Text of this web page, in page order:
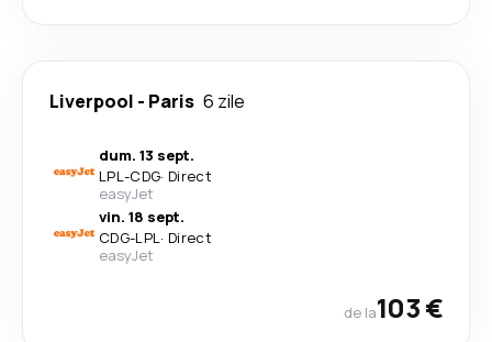
Liverpool - Paris 6 zile
dum. 13 sept.
LPL-CDG· Direct
easyJet
vin. 18 sept.
CDG-LPL· Direct
easyJet
de la103 €